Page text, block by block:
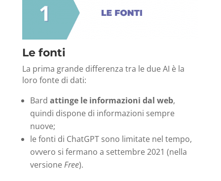
Le fonti
La prima grande differenza tra le due AI è la
loro fonte di dati:
Bard attinge le informazioni dal web,
quindi dispone di informazioni sempre
nuove;
le fonti di ChatGPT sono limitate nel tempo,
ovvero si fermano a settembre 2021 (nella
versioneFree).